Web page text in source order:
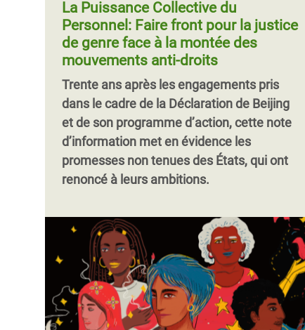
La Puissance Collective du
Personnel: Faire front pour la justice
de genre face à la montée des
mouvements anti-droits
Trente ans après les engagements pris
dans le cadre de la Déclaration de Beijing
et de son programme d’action, cette note
d’information met en évidence les
promesses non tenues des États, qui ont
renoncé à leurs ambitions.